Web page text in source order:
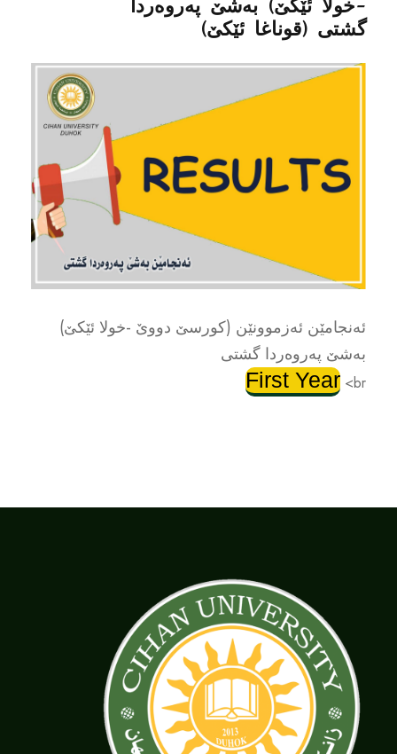
-خولا ئێکێ) بەشێ پەروەردا
گشتی (قوناغا ئێکێ)
ئەنجامێن ئەزموونێن (کورسێ دووێ -خولا ئێکێ)
بەشێ پەروەردا گشتی
br>
First Year